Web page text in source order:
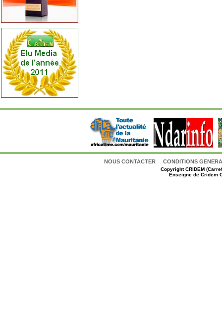
NOUS CONTACTER CONDITIONS
CopyrightCRIDEM
Enseigne de Cridem